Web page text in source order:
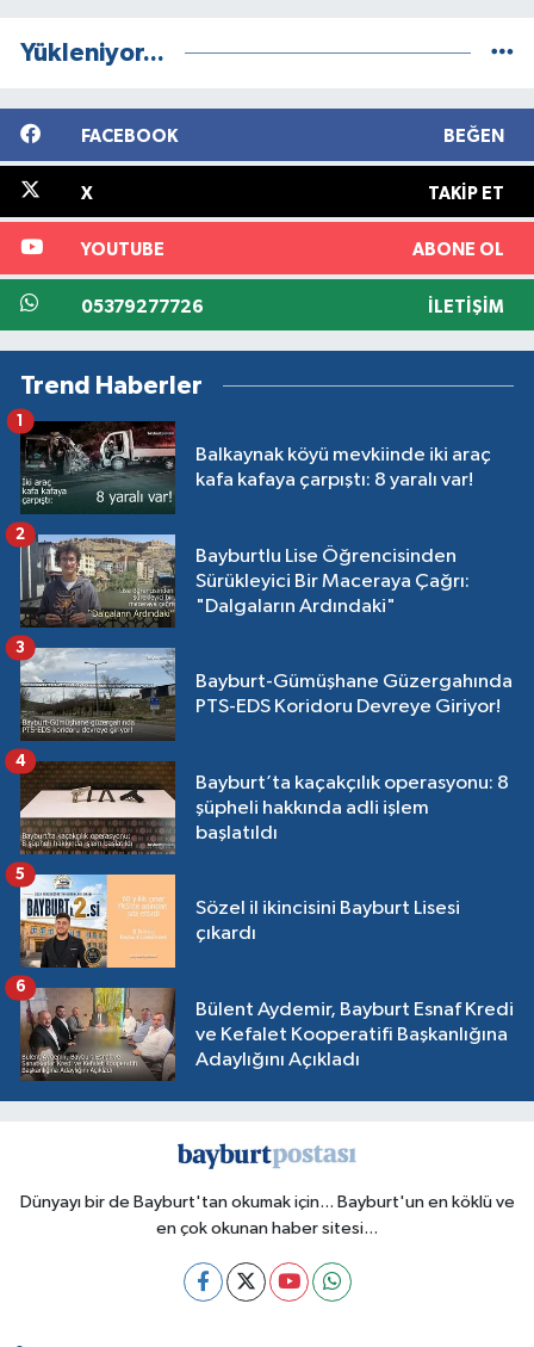
Yükleniyor...
FACEBOOK BEĞEN
X TAKIP ET
YOUTUBE ABONE OL
05379277726 İLETIŞIM
Trend Haberler
Balkaynak köyü mevkiinde iki araç
kafa kafaya çarpıştı: 8 yaralı var!
1
Bayburtlu Lise Öğrencisinden
Sürükleyici Bir Maceraya Çağrı:
"Dalgaların Ardındaki"
2
Bayburt-Gümüşhane Güzergahında
PTS-EDS Koridoru Devreye Giriyor!
3
Bayburt’ta kaçakçılık operasyonu: 8
şüpheli hakkında adli işlem
başlatıldı
4
Sözel il ikincisini Bayburt Lisesi
çıkardı
5
Bülent Aydemir, Bayburt Esnaf Kredi
ve Kefalet Kooperatifi Başkanlığına
Adaylığını Açıkladı
6
Dünyayı bir de Bayburt'tan okumak için... Bayburt'un en köklü ve
en çok okunan haber sitesi...